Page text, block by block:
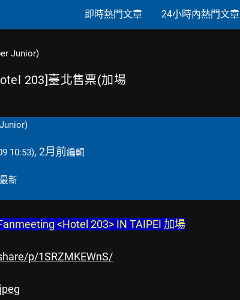
即時熱門文章 24小時內熱門文章
Junior)
203]臺北售票(加場
10:53), 2月前編輯
最新
<Hotel 203> IN TAIPEI 加場
p/1SRZMKEWnS/